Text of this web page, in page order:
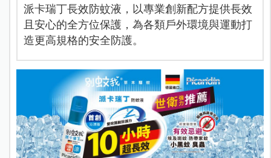
派卡瑞丁長效防蚊液，以專業創新配方提供長效
且安心的全方位保護，為各類戶外環境與運動打
造更高規格的安全防護。